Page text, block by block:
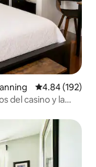
Calificación
4.84 (192)
del casino y la